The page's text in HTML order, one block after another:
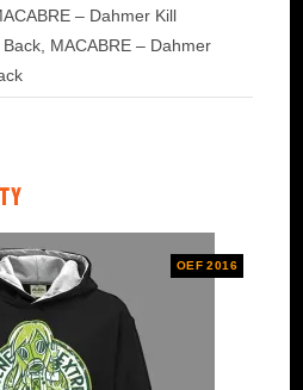
– Dahmer Kill
Back, MACABRE – Dahmer
OEF 2016